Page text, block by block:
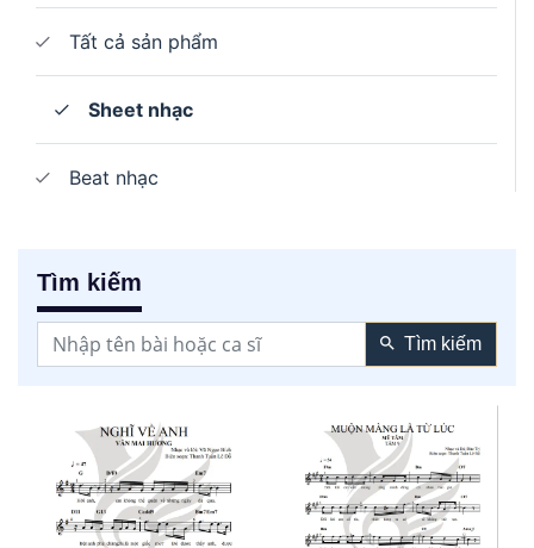
Tất cả sản phẩm
Sheet nhạc
Beat nhạc
Tìm kiếm
Tìm kiếm